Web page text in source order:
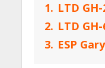
1. LTD GH-
2. LTD GH-
3. ESP